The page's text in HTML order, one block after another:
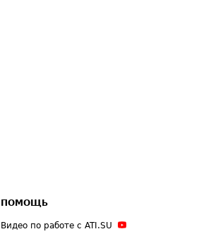
ПОМОЩЬ
Видео по работе с ATI.SU